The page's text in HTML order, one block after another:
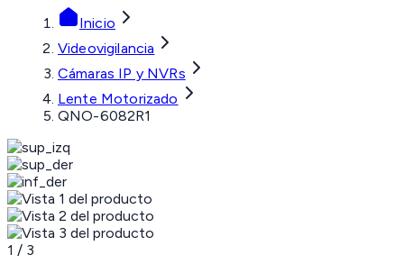
Inicio
Videovigilancia
Cámaras IP y NVRs
Lente Motorizado
QNO-6082R1
1 / 3